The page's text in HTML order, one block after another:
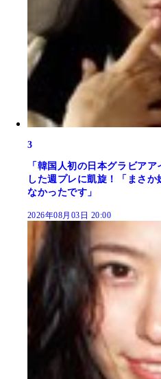
3
「韓国人初の日本グラビア
した週プレに凱旋！「まさ
なかったです」
2026年08月03日 20:00